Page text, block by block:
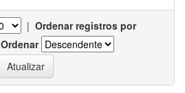
| Ordenar registros por
Ordenar